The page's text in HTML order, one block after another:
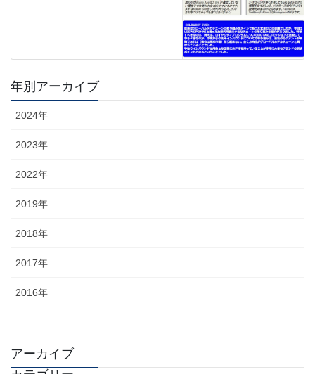
年別アーカイブ
2024年
2023年
2022年
2019年
2018年
2017年
2016年
アーカイブ